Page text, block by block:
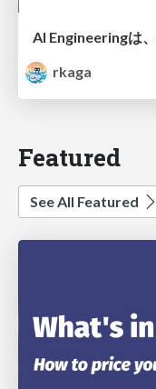
rkaga
Featured
See All Featured